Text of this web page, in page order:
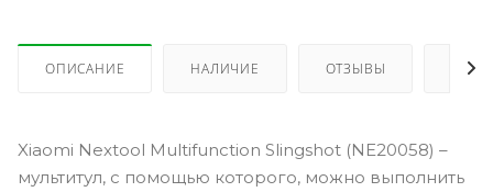
ОПИСАНИЕ НАЛИЧИЕ ОТЗЫВЫ КАК
Xiaomi Nextool Multifunction Slingshot (NE20058) –
мультитул, с помощью которого, можно выполнить